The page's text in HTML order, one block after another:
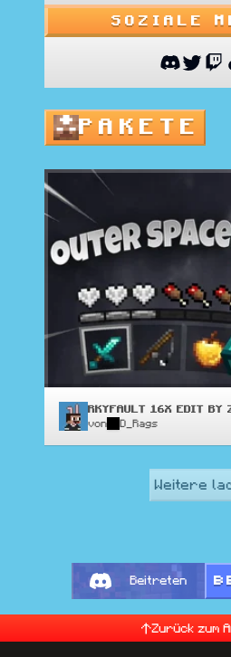
SOZIALE
PAKETE
von D_Rags
Weitere
Beitreten
Zurück zum